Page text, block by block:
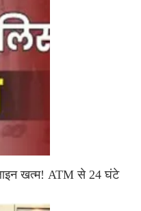
खत्म! ATM से 24 घंटे